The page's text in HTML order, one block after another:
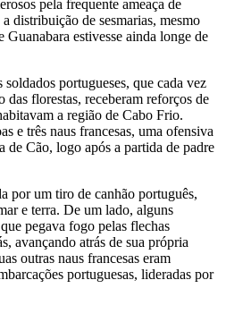
pela frequente ameaça de
distribuição de sesmarias, mesmo
estivesse ainda longe de
portugueses, que cada vez
das florestas, receberam reforços de
a região de Cabo Frio.
e três naus francesas, uma ofensiva
de Cão, logo após a partida de padre
por um tiro de canhão português,
e terra. De um lado, alguns
pegava fogo pelas flechas
avançando atrás de sua própria
outras naus francesas eram
portuguesas, lideradas por